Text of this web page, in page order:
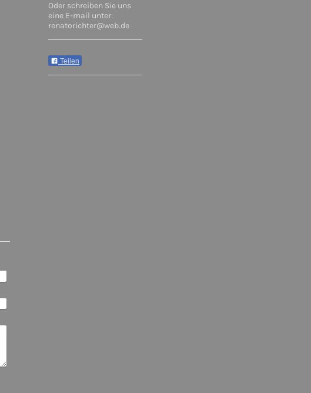
Oder schreiben Sie uns
eine E-mail unter:
renatorichter@web.de
Teilen